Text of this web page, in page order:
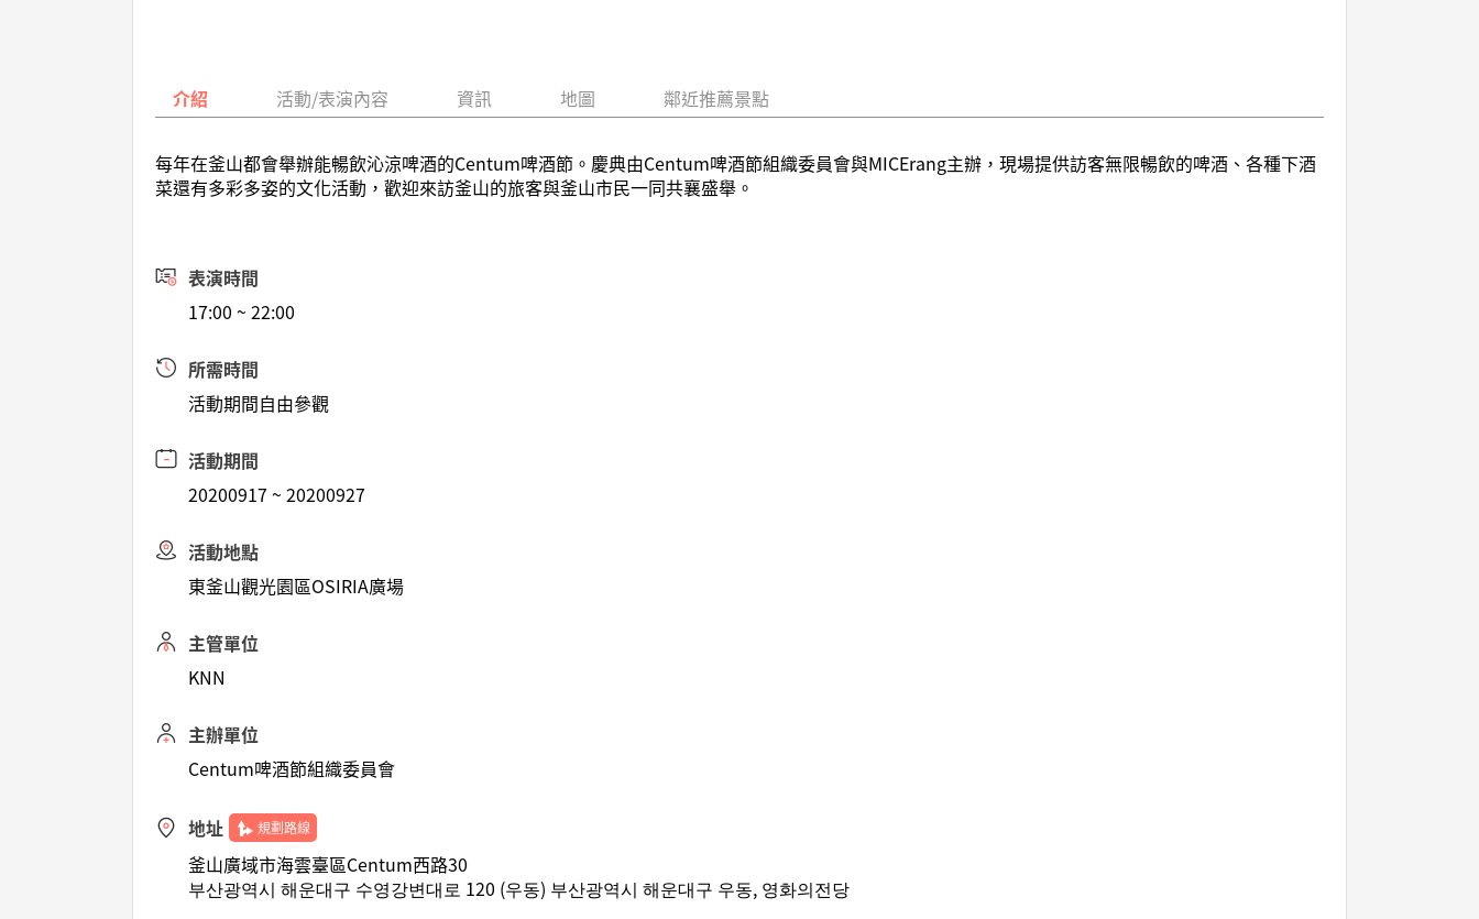
介紹 活動/表演內容 資訊 地圖 鄰近推薦景點
每年在釜山都會舉辦能暢飲沁涼啤酒的Centum啤酒節。慶典由Centum啤酒節組織委員會與MICErang主辦，現場提供訪客無限暢飲的啤酒、各種下酒
菜還有多彩多姿的文化活動，歡迎來訪釜山的旅客與釜山市民一同共襄盛舉。
表演時間
17:00 ~ 22:00
所需時間
活動期間自由參觀
活動期間
20200917 ~ 20200927
活動地點
東釜山觀光園區OSIRIA廣場
主管單位
KNN
主辦單位
Centum啤酒節組織委員會
地址 規劃路線
釜山廣域市海雲臺區Centum西路30
부산광역시 해운대구 수영강변대로 120 (우동) 부산광역시 해운대구 우동, 영화의전당